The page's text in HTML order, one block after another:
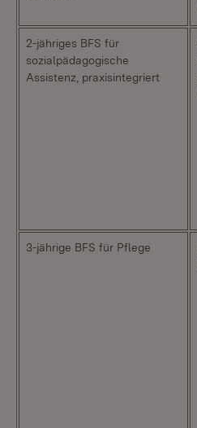
2-jähriges BFS für
sozialpädagogische
Assistenz, praxisintegriert
3-jährige BFS für Pflege